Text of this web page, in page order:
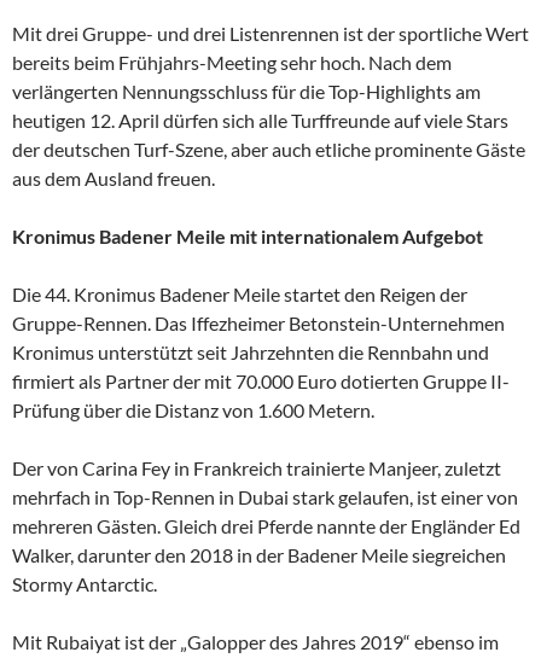
Mit drei Gruppe- und drei Listenrennen ist der sportliche Wert
bereits beim Frühjahrs-Meeting sehr hoch. Nach dem
verlängerten Nennungsschluss für die Top-Highlights am
heutigen 12. April dürfen sich alle Turffreunde auf viele Stars
der deutschen Turf-Szene, aber auch etliche prominente Gäste
aus dem Ausland freuen.
Kronimus Badener Meile mit internationalem Aufgebot
Die 44. Kronimus Badener Meile startet den Reigen der
Gruppe-Rennen. Das Iffezheimer Betonstein-Unternehmen
Kronimus unterstützt seit Jahrzehnten die Rennbahn und
firmiert als Partner der mit 70.000 Euro dotierten Gruppe II-
Prüfung über die Distanz von 1.600 Metern.
Der von Carina Fey in Frankreich trainierte Manjeer, zuletzt
mehrfach in Top-Rennen in Dubai stark gelaufen, ist einer von
mehreren Gästen. Gleich drei Pferde nannte der Engländer Ed
Walker, darunter den 2018 in der Badener Meile siegreichen
Stormy Antarctic.
Mit Rubaiyat ist der „Galopper des Jahres 2019“ ebenso im